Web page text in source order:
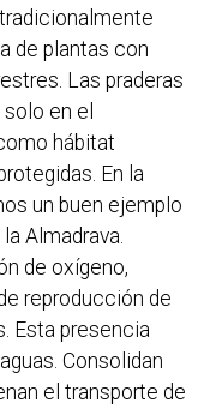
de plantas con
Las praderas
en el
hábitat
En la
un buen ejemplo
Almadrava.
de oxígeno,
reproducción de
Esta presencia
Consolidan
el transporte de